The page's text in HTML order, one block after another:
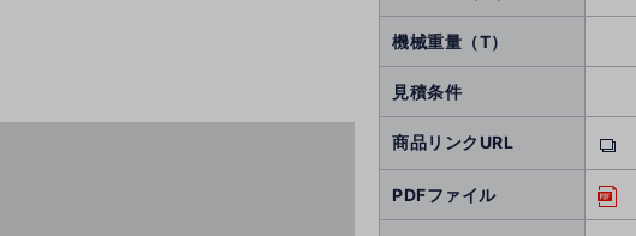
機械重量（T）
見積条件
商品リンクURL
PDFファイル